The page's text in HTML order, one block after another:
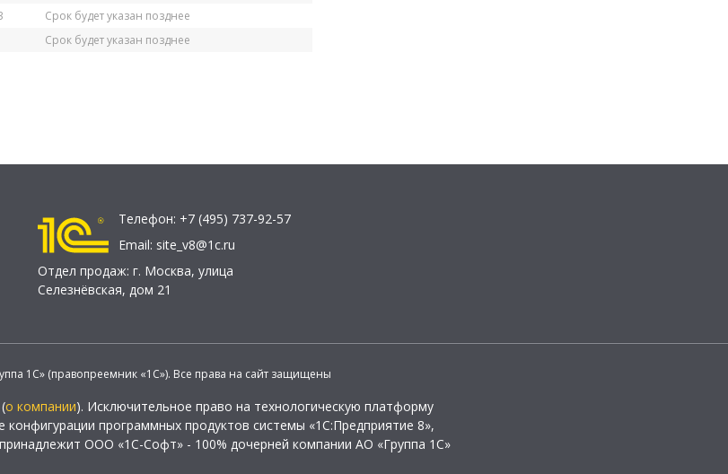
Срок будет указан позднее
Срок будет указан позднее
Телефон: +7 (495) 737-92-57
Email: site_v8@1c.ru
Отдел продаж: г. Москва, улица
Селезнёвская, дом 21
1С» (правопреемник «1С»). Все права на сайт защищены
о компании). Исключительное право на технологическую платформу
конфигурации программных продуктов системы «1С:Предприятие 8»,
ООО «1С-Софт» - 100% дочерней компании АО «Группа 1С»